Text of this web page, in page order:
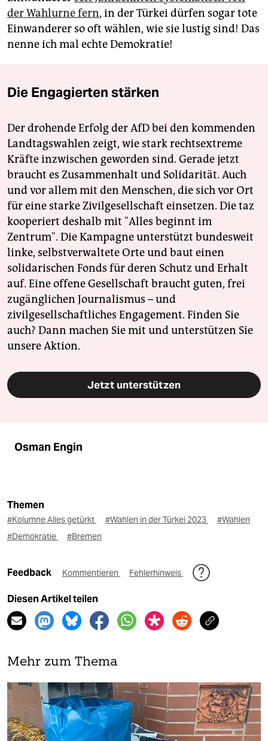
der Wahlurne fern, in der Türkei dürfen sogar tote
Einwanderer so oft wählen, wie sie lustig sind! Das
nenne ich mal echte Demokratie!
Die Engagierten stärken
Der drohende Erfolg der AfD bei den kommenden
Landtagswahlen zeigt, wie stark rechtsextreme
Kräfte inzwischen geworden sind. Gerade jetzt
braucht es Zusammenhalt und Solidarität. Auch
und vor allem mit den Menschen, die sich vor Ort
für eine starke Zivilgesellschaft einsetzen. Die taz
kooperiert deshalb mit "Alles beginnt im
Zentrum". Die Kampagne unterstützt bundesweit
linke, selbstverwaltete Orte und baut einen
solidarischen Fonds für deren Schutz und Erhalt
auf. Eine offene Gesellschaft braucht guten, frei
zugänglichen Journalismus – und
zivilgesellschaftliches Engagement. Finden Sie
auch? Dann machen Sie mit und unterstützen Sie
unsere Aktion.
Jetzt unterstützen
Osman Engin
Themen
#Kolumne Alles getürkt #Wahlen in der Türkei 2023
#Wahlen
#Demokratie
#Bremen
Feedback Kommentieren Fehlerhinweis
Diesen Artikel teilen
Mehr zum Thema